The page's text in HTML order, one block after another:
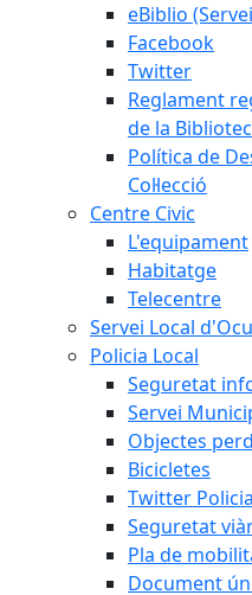
eBiblio
Facebook
Twitter
Reglament
de la
Política de
Col·lecció
Centre Civic
L'equipament
Habitatge
Telecentre
Servei Local
Policia Local
Seguretat
Servei
Objectes
Bicicletes
Twitter Policia
Seguretat
Pla de
Document